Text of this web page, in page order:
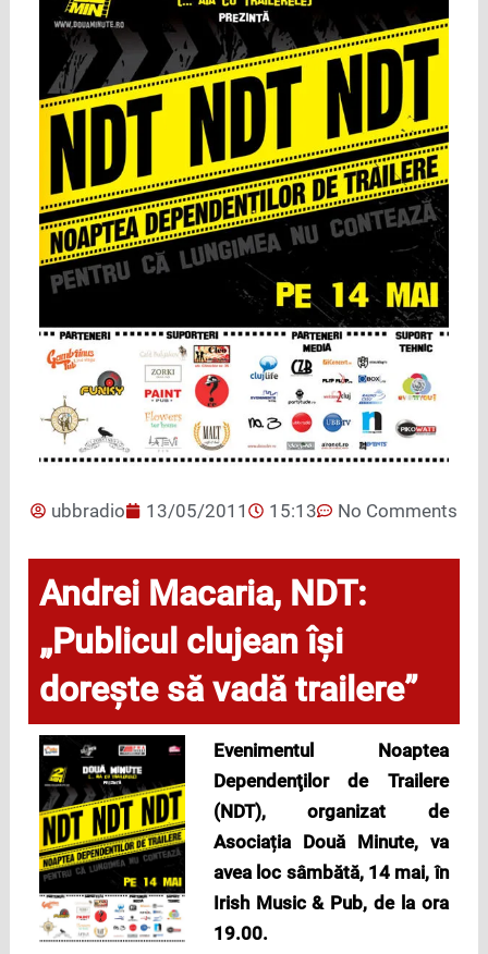
ubbradio 13/05/2011 15:13 No Comments
Andrei Macaria, NDT:
„Publicul clujean își
dorește să vadă trailere”
Evenimentul Noaptea
Dependenţilor de Trailere
(NDT), organizat de
Asociația Două Minute, va
avea loc sâmbătă, 14 mai, în
Irish Music & Pub, de la ora
19.00.